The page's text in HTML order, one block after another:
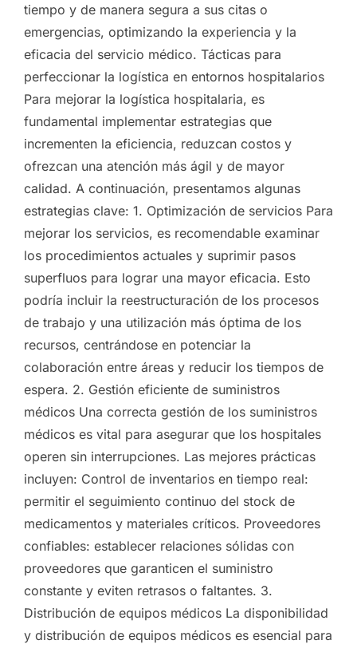
tiempo y de manera segura a sus citas o
emergencias, optimizando la experiencia y la
eficacia del servicio médico. Tácticas para
perfeccionar la logística en entornos hospitalarios
Para mejorar la logística hospitalaria, es
fundamental implementar estrategias que
incrementen la eficiencia, reduzcan costos y
ofrezcan una atención más ágil y de mayor
calidad. A continuación, presentamos algunas
estrategias clave: 1. Optimización de servicios Para
mejorar los servicios, es recomendable examinar
los procedimientos actuales y suprimir pasos
superfluos para lograr una mayor eficacia. Esto
podría incluir la reestructuración de los procesos
de trabajo y una utilización más óptima de los
recursos, centrándose en potenciar la
colaboración entre áreas y reducir los tiempos de
espera. 2. Gestión eficiente de suministros
médicos Una correcta gestión de los suministros
médicos es vital para asegurar que los hospitales
operen sin interrupciones. Las mejores prácticas
incluyen: Control de inventarios en tiempo real:
permitir el seguimiento continuo del stock de
medicamentos y materiales críticos. Proveedores
confiables: establecer relaciones sólidas con
proveedores que garanticen el suministro
constante y eviten retrasos o faltantes. 3.
Distribución de equipos médicos La disponibilidad
y distribución de equipos médicos es esencial para